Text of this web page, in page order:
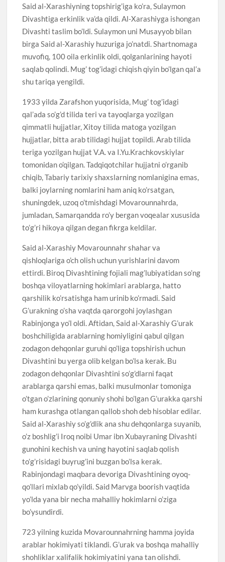
Said al-Xarashiyning topshirig’iga ko’ra, Sulaymon
Divashtiga erkinlik va’da qildi. Al-Xarashiyga ishongan
Divashti taslim bo’ldi. Sulaymon uni Musayyob bilan
birga Said al-Xarashiy huzuriga jo’natdi. Shartnomaga
muvofiq, 100 oila erkinlik oldi, qolganlarining hayoti
saqlab qolindi. Mug’ tog’idagi chiqish qiyin bo’lgan qal’a
shu tariqa yengildi.
1933 yilda Zarafshon yuqorisida, Mug’ tog’idagi
qal’ada so’g’d tilida teri va tayoqlarga yozilgan
qimmatli hujjatlar, Xitoy tilida matoga yozilgan
hujjatlar, bitta arab tilidagi hujjat topildi. Arab tilida
teriga yozilgan hujjat V.A. va I.Yu.Krachkovskiylar
tomonidan o’qilgan. Tadqiqotchilar hujjatni o’rganib
chiqib, Tabariy tarixiy shaxslarning nomlanigina emas,
balki joylarning nomlarini ham aniq ko’rsatgan,
shuningdek, uzoq o’tmishdagi Movarounnahrda,
jumladan, Samarqandda ro’y bergan voqealar xususida
to’g’ri hikoya qilgan degan fikrga keldilar.
Said al-Xarashiy Movarounnahr shahar va
qishloqlariga o’ch olish uchun yurishlarini davom
ettirdi. Biroq Divashtining fojiali mag’lubiyatidan so’ng
boshqa viloyatlarning hokimlari arablarga, hatto
qarshilik ko’rsatishga ham urinib ko’rmadi. Said
G’urakning o’sha vaqtda qarorgohi joylashgan
Rabinjonga yo’l oldi. Aftidan, Said al-Xarashiy G’urak
boshchiligida arablarning homiyligini qabul qilgan
zodagon dehqonlar guruhi qo’liga topshirish uchun
Divashtini bu yerga olib kelgan bo’lsa kerak. Bu
zodagon dehqonlar Divashtini so’g’dlarni faqat
arablarga qarshi emas, balki musulmonlar tomoniga
o’tgan o’zlarining qonuniy shohi bo’lgan G’urakka qarshi
ham kurashga otlangan qallob shoh deb hisoblar edilar.
Said al-Xarashiy so’g’dlik ana shu dehqonlarga suyanib,
o’z boshlig’i Iroq noibi Umar ibn Xubayraning Divashti
gunohini kechish va uning hayotini saqlab qolish
to’g’risidagi buyrug’ini buzgan bo’lsa kerak.
Rabinjondagi maqbara devoriga Divashtining oyoq-
qo’llari mixlab qo’yildi. Said Marvga boorish vaqtida
yo’lda yana bir necha mahalliy hokimlarni o’ziga
bo’ysundirdi.
723 yilning kuzida Movarounnahrning hamma joyida
arablar hokimiyati tiklandi. G’urak va boshqa mahalliy
shohliklar xalifalik hokimiyatini yana tan olishdi.